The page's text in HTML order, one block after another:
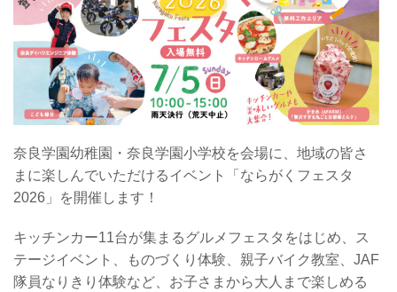
奈良学園幼稚園・奈良学園小学校を会場に、地域の皆さ
まに楽しんでいただけるイベント「ならがくフェスタ
2026」を開催します！
キッチンカー11台が集まるグルメフェスタをはじめ、ス
テージイベント、ものづくり体験、親子バイク教室、JAF
隊員なりきり体験など、お子さまから大人まで楽しめる